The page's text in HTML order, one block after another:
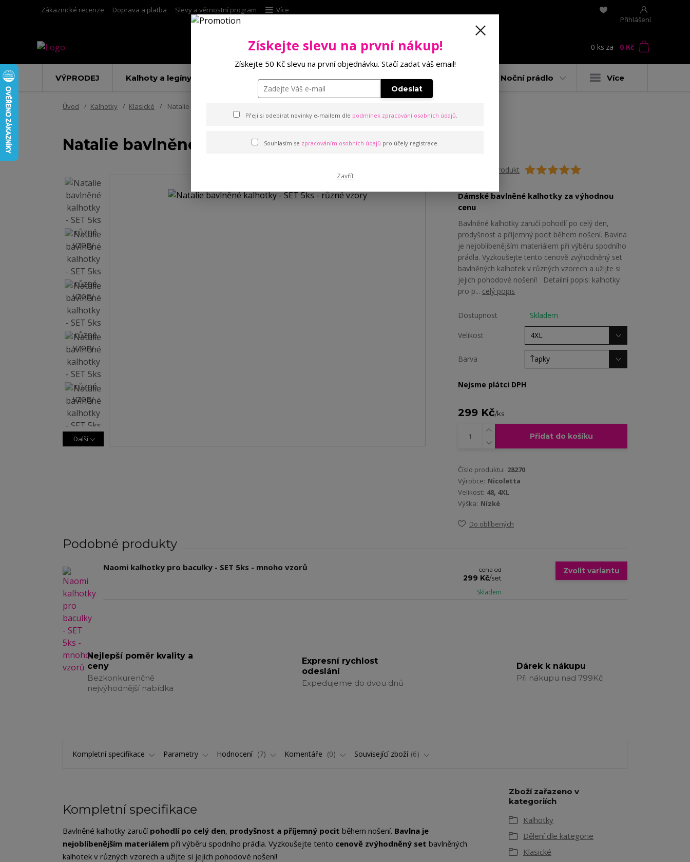
Zákaznické recenze Doprava a platba Slevy a věrnostní program
Více
Přihlášení
Hledat 0 ks za 0 Kč
VÝPRODEJ Kalhoty a legíny Punčochové zboží Kalhotky Podprsenky Noční prádlo Více
Úvod Kalhotky Klasické Natalie bavlněné kalhotky - SET 5ks - různé vzory
Natalie bavlněné kalhotky - SET 5ks - různé vzory
Další
Ohodnotit produkt
Dámské bavlněné kalhotky za výhodnou
cenu
Bavlněné kalhotky zaručí pohodlí po celý den,
prodyšnost a příjemný pocit během nošení. Bavlna
je nejoblíbenějším materiálem při výběru spodního
prádla. Vyzkoušejte tento cenově zvýhodněný set
bavlněných kalhotek v různých vzorech a užijte si
jejich pohodové nošení! Detailní popis: kalhotky
pro p... celý popis
Dostupnost Skladem
Velikost
Barva
Nejsme plátci DPH
299 Kč/ks
Přidat do košíku
Číslo produktu: 28270
Výrobce: Nicoletta
Velikost: 48, 4XL
Výška: Nízké
Do oblíbených
Podobné produkty
Naomi kalhotky pro baculky - SET 5ks - mnoho vzorů cena od
299 Kč/set
Skladem
Zvolit variantu
Nejlepší poměr kvality a
ceny
Bezkonkurenčně
nejvýhodnější nabídka
Expresní rychlost
odeslání
Expedujeme do dvou dnů
Dárek k nákupu
Při nákupu nad 799Kč
Kompletní specifikace Parametry Hodnocení 7 Komentáře 0 Související zboží 6
Kompletní specifikace
Bavlněné kalhotky zaručí pohodlí po celý den, prodyšnost a příjemný pocit během nošení. Bavlna je
nejoblíbenějším materiálem při výběru spodního prádla. Vyzkoušejte tento cenově zvýhodněný set bavlněných
kalhotek v různých vzorech a užijte si jejich pohodové nošení!
Zboží zařazeno v
kategoriích
Kalhotky
Dělení dle kategorie
Klasické
Získejte slevu na první nákup!
Získejte 50 Kč slevu na první objednávku. Stačí zadat váš email!
Odeslat
Přeji si odebírat novinky e-mailem dle podmínek zpracování osobních údajů.
Souhlasím se zpracováním osobních údajů pro účely registrace.
Zavřít